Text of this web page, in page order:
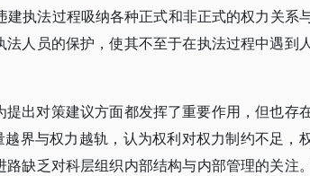
执法过程吸纳各种正式和非正式的权力关系
人员的保护，使其不至于在执法过程中遇到
出对策建议方面都发挥了重要作用，但也存
界与权力越轨，认为权利对权力制约不足，
缺乏对科层组织内部结构与内部管理的关注